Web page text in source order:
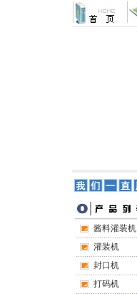
酱料灌装机
灌装机
封口机
打码机